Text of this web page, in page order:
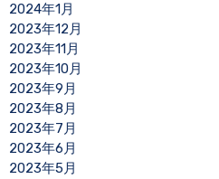
2024年1月
2023年12月
2023年11月
2023年10月
2023年9月
2023年8月
2023年7月
2023年6月
2023年5月